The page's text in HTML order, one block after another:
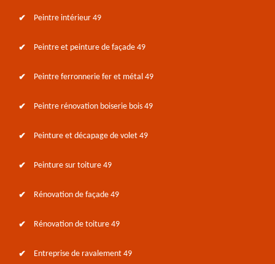
Peintre intérieur 49
Peintre et peinture de façade 49
Peintre ferronnerie fer et métal 49
Peintre rénovation boiserie bois 49
Peinture et décapage de volet 49
Peinture sur toiture 49
Rénovation de façade 49
Rénovation de toiture 49
Entreprise de ravalement 49